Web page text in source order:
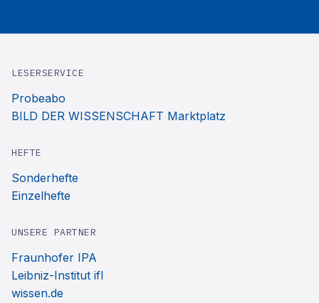
LESERSERVICE
Probeabo
BILD DER WISSENSCHAFT Marktplatz
HEFTE
Sonderhefte
Einzelhefte
UNSERE PARTNER
Fraunhofer IPA
Leibniz-Institut ifl
wissen.de